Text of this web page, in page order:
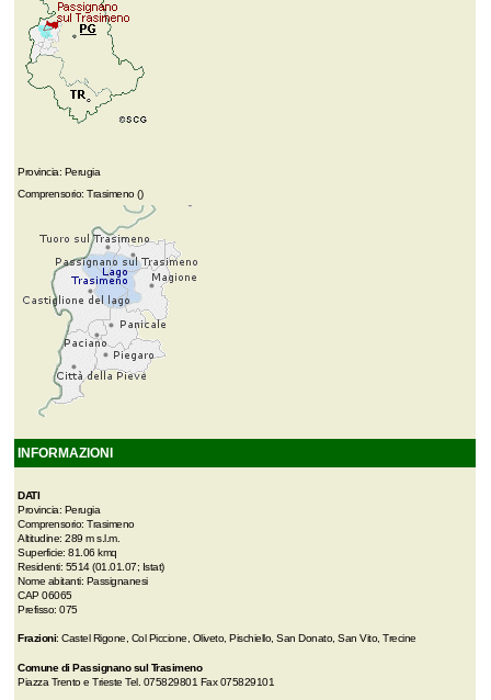
Provincia: Perugia
Comprensorio: Trasimeno ()
INFORMAZIONI
DATI
Provincia: Perugia
Comprensorio: Trasimeno
Altitudine: 289 m s.l.m.
Superficie: 81.06 kmq
Residenti: 5514 (01.01.07; Istat)
Nome abitanti: Passignanesi
CAP 06065
Prefisso: 075
Frazioni: Castel Rigone, Col Piccione, Oliveto, Pischiello, San Donato, San Vito, Trecine
Comune di Passignano sul Trasimeno
Piazza Trento e Trieste Tel. 075829801 Fax 075829101